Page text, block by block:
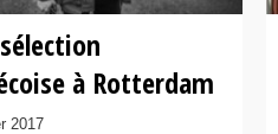
à Rotterdam
2017